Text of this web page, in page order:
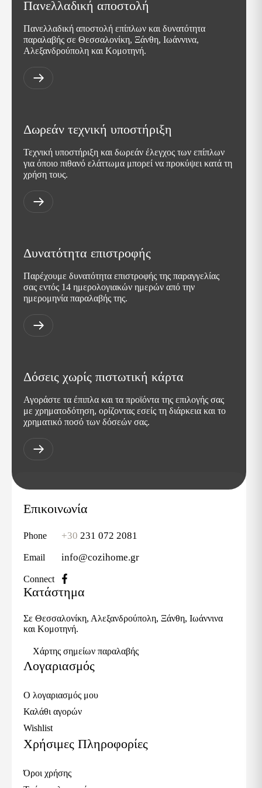
Πανελλαδική αποστολή
Πανελλαδική αποστολή επίπλων και δυνατότητα
παραλαβής σε Θεσσαλονίκη, Ξάνθη, Ιωάννινα,
Αλεξανδρούπολη και Κομοτηνή.
Δωρεάν τεχνική υποστήριξη
Τεχνική υποστήριξη και δωρεάν έλεγχος των επίπλων
για όποιο πιθανό ελάττωμα μπορεί να προκύψει κατά τη
χρήση τους.
Δυνατότητα επιστροφής
Παρέχουμε δυνατότητα επιστροφής της παραγγελίας
σας εντός 14 ημερολογιακών ημερών από την
ημερομηνία παραλαβής της.
Δόσεις χωρίς πιστωτική κάρτα
Αγοράστε τα έπιπλα και τα προϊόντα της επιλογής σας
με χρηματοδότηση, ορίζοντας εσείς τη διάρκεια και το
χρηματικό ποσό των δόσεών σας.
Επικοινωνία
Phone +30 231 072 2081
Email info@cozihome.gr
Connect
Κατάστημα
Σε Θεσσαλονίκη, Αλεξανδρούπολη, Ξάνθη, Ιωάννινα
και Κομοτηνή.
Χάρτης σημείων παραλαβής
Λογαριασμός
Ο λογαριασμός μου
Καλάθι αγορών
Wishlist
Χρήσιμες Πληροφορίες
Όροι χρήσης